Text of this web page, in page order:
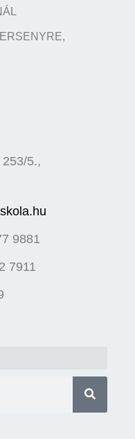
5.,
9881
7911